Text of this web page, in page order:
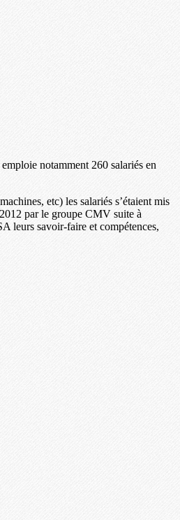
notamment 260 salariés en
etc) les salariés s’étaient mis
par le groupe CMV suite à
leurs savoir-faire et compétences,